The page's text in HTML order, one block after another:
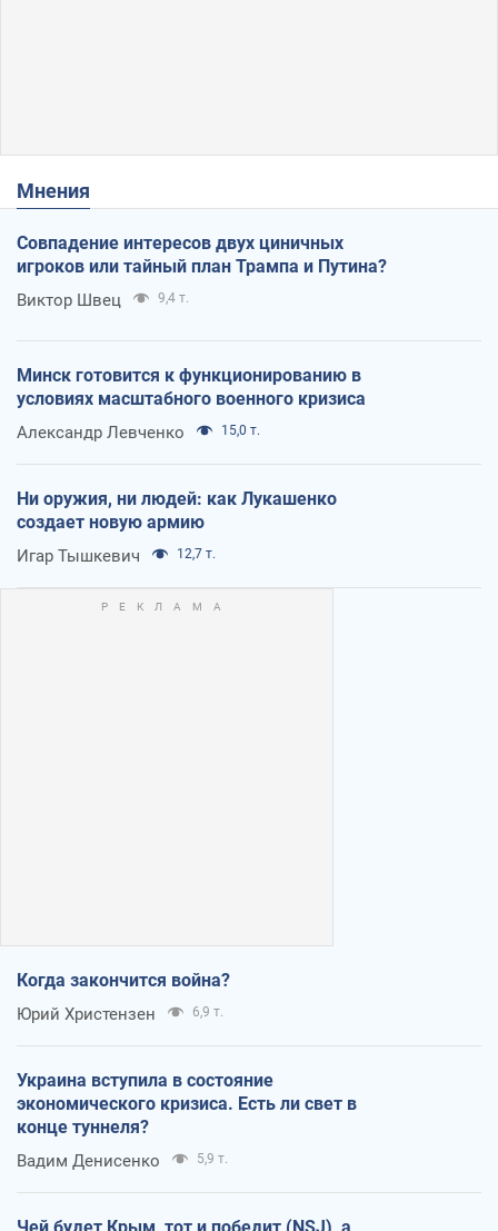
Мнения
Совпадение интересов двух циничных
игроков или тайный план Трампа и Путина?
Виктор Швец 9,4 т.
Минск готовится к функционированию в
условиях масштабного военного кризиса
Александр Левченко 15,0 т.
Ни оружия, ни людей: как Лукашенко
создает новую армию
Игар Тышкевич 12,7 т.
Когда закончится война?
Юрий Христензен 6,9 т.
Украина вступила в состояние
экономического кризиса. Есть ли свет в
конце туннеля?
Вадим Денисенко 5,9 т.